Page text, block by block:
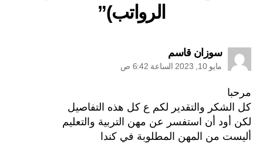
الرواتب)”
سوزان قاسم
مايو 10, 2023 الساعة 6:42 ص
مرحبا
كل الشكر والتقدير لكم ع كل هذه التفاصيل
لكن أود أن استفسر عن مهن التربية والتعليم
أليست من المهن المطلوبة في كندا